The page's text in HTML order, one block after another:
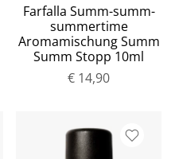
Farfalla Summ-summ-
summertime
Aromamischung Summ
Summ Stopp 10ml
€ 14,90